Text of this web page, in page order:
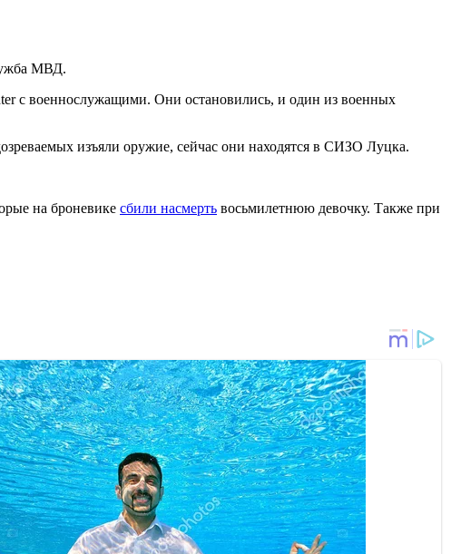
МВД.
с военнослужащими. Они остановились, и один из военных
изъяли оружие, сейчас они находятся в СИЗО Луцка.
на броневике сбили насмерть восьмилетнюю девочку. Также при